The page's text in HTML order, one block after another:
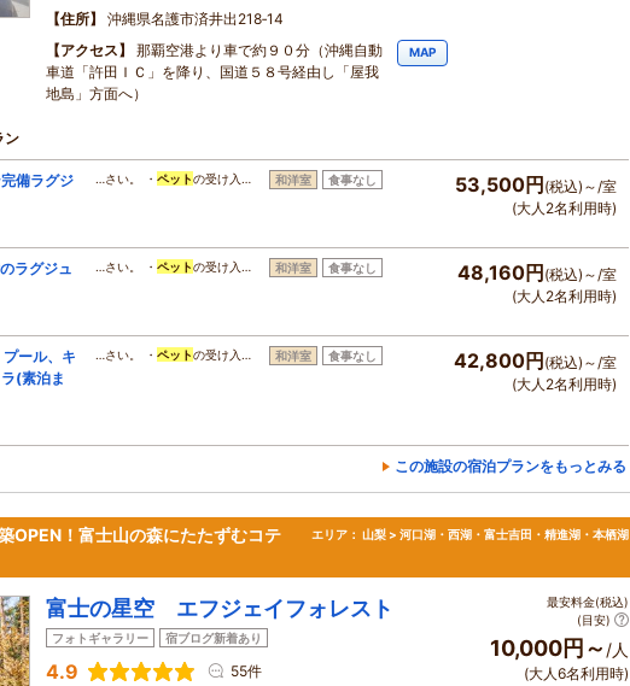
住所
沖縄県名護市済井出218‐14
アクセス
那覇空港より車で約９０分（沖縄自動
車道「許田ＩＣ」を降り、国道５８号経由し「屋我
地島」方面へ）
MAP
ン
備ラグジ
…さい。 ・ ペットの受け入… 和洋室 食事なし 53,500円 (税込)～/室
(大人2名利用時)
ラグジュ
…さい。 ・ ペットの受け入… 和洋室 食事なし 48,160円 (税込)～/室
(大人2名利用時)
プール、キ
(素泊ま
…さい。 ・ ペットの受け入… 和洋室 食事なし 42,800円 (税込)～/室
(大人2名利用時)
この施設の宿泊プランをもっとみる
OPEN！富士山の森にたたずむコテ
エリア： 山梨 > 河口湖・西湖・富士吉田・精進湖・本栖湖
富士の星空 エフジェイフォレスト
フォトギャラリー 宿ブログ新着あり
4.9 55件
最安料金(税込)
(目安)
10,000円～ /人
(大人6名利用時)